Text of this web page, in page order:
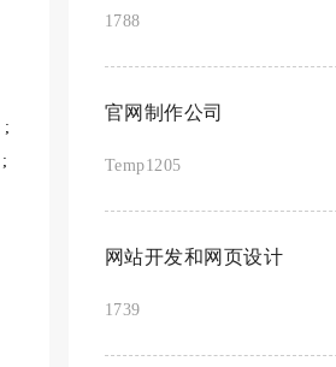
;
;
1788
官网制作公司
Temp1205
网站开发和网页设计
1739